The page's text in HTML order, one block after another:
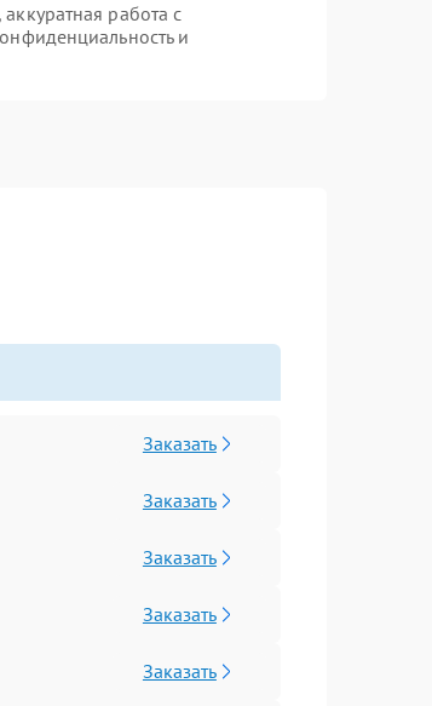
работа с
и
Заказать
Заказать
Заказать
Заказать
Заказать